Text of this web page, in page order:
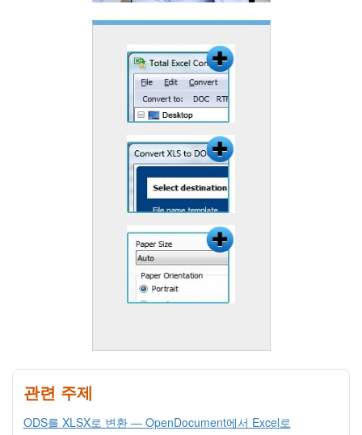
관련 주제
ODS를 XLSX로 변환 — OpenDocument에서 Excel로